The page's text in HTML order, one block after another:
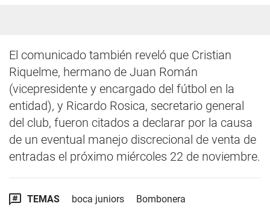
El comunicado también reveló que Cristian
Riquelme, hermano de Juan Román
(vicepresidente y encargado del fútbol en la
entidad), y Ricardo Rosica, secretario general
del club, fueron citados a declarar por la causa
de un eventual manejo discrecional de venta de
entradas el próximo miércoles 22 de noviembre.
TEMAS boca juniors Bombonera